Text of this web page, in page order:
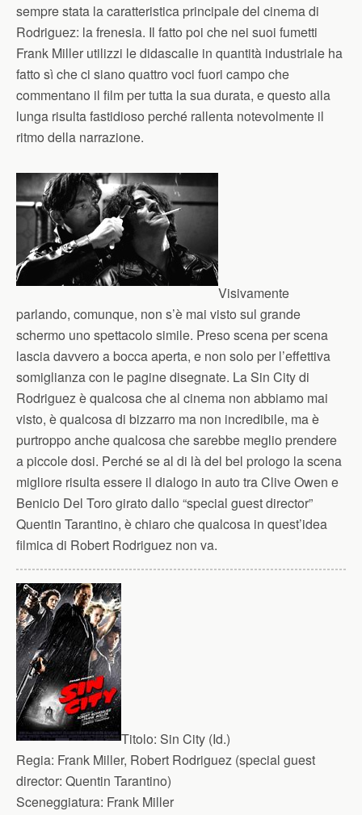
sempre stata la caratteristica principale del cinema di
Rodriguez: la frenesia. Il fatto poi che nei suoi fumetti
Frank Miller utilizzi le didascalie in quantità industriale ha
fatto sì che ci siano quattro voci fuori campo che
commentano il film per tutta la sua durata, e questo alla
lunga risulta fastidioso perché rallenta notevolmente il
ritmo della narrazione.
Visivamente
parlando, comunque, non s’è mai visto sul grande
schermo uno spettacolo simile. Preso scena per scena
lascia davvero a bocca aperta, e non solo per l’effettiva
somiglianza con le pagine disegnate. La Sin City di
Rodriguez è qualcosa che al cinema non abbiamo mai
visto, è qualcosa di bizzarro ma non incredibile, ma è
purtroppo anche qualcosa che sarebbe meglio prendere
a piccole dosi. Perché se al di là del bel prologo la scena
migliore risulta essere il dialogo in auto tra Clive Owen e
Benicio Del Toro girato dallo “special guest director”
Quentin Tarantino, è chiaro che qualcosa in quest’idea
filmica di Robert Rodriguez non va.
Titolo: Sin City (Id.)
Regia: Frank Miller, Robert Rodriguez (special guest
director: Quentin Tarantino)
Sceneggiatura: Frank Miller